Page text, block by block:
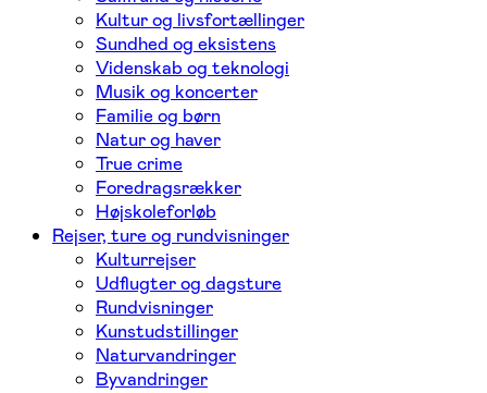
Kultur og livsfortællinger
Sundhed og eksistens
Videnskab og teknologi
Musik og koncerter
Familie og børn
Natur og haver
True crime
Foredragsrækker
Højskoleforløb
Rejser, ture og rundvisninger
Kulturrejser
Udflugter og dagsture
Rundvisninger
Kunstudstillinger
Naturvandringer
Byvandringer